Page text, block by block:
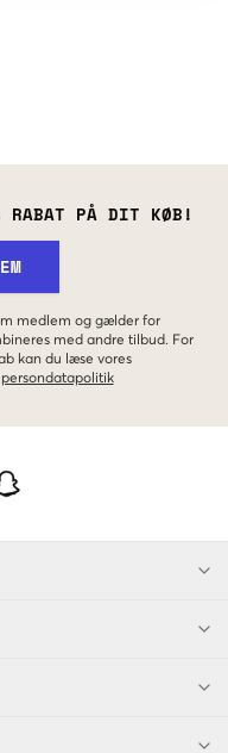
RABAT PÅ DIT KØB!
medlem og gælder for
med andre tilbud. For
kan du læse vores
persondatapolitik